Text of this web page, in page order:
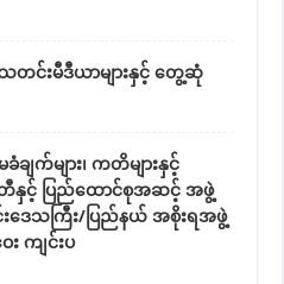
တင်းမီဒီယာများနှင့် တွေ့ဆုံ
က်များ၊ ကတိများနှင့်
တီနှင့် ပြည်ထောင်စုအဆင့် အဖွဲ့
င်းဒေသကြီး/ပြည်နယ် အစိုးရအဖွဲ့
ကျင်းပ